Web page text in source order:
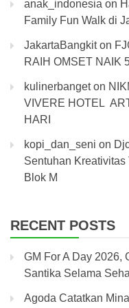
anak_indonesia on
Family Fun Walk di
JakartaBangkiton
RAIH OMSET NAIK
kulinerbangeton
VIVERE HOTEL
HARI
kopi_dan_seni on
Sentuhan
Blok M
RECENT POSTS
GM For A Day 2026,
Santika Selama
Agoda Catatkan